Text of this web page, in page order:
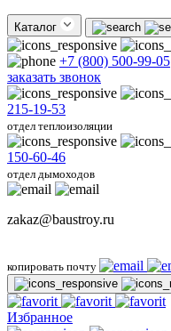
Каталог
+7 (800) 500-99-05
заказать звонок
215-19-53
отдел теплоизоляции
150-60-46
отдел дымоходов
zakaz@baustroy.ru
копировать почту
Избранное